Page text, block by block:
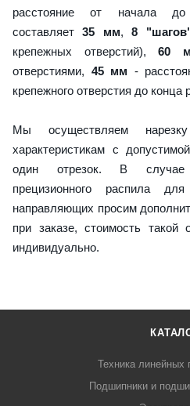
расстояние от начала до
составляет35 мм,8
крепежных отверстий),60
отверстиями, 45 мм -
крепежного отверстия до конца
Мы осуществляем
характеристикам с
один отрезок. В случае
прецизионного распила
направляющих просим
при заказе, стоимость такой
индивидуально.
Техника линейных
Подшипники и